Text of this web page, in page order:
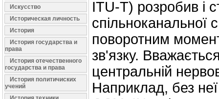
Искусство
Историческая личность
История
История государства и
права
История отечественного
государства и права
История политичиских
учений
ITU-T) розробив і
спільноканальної
поворотним
зв'язку.
центральній
Наприклад, без